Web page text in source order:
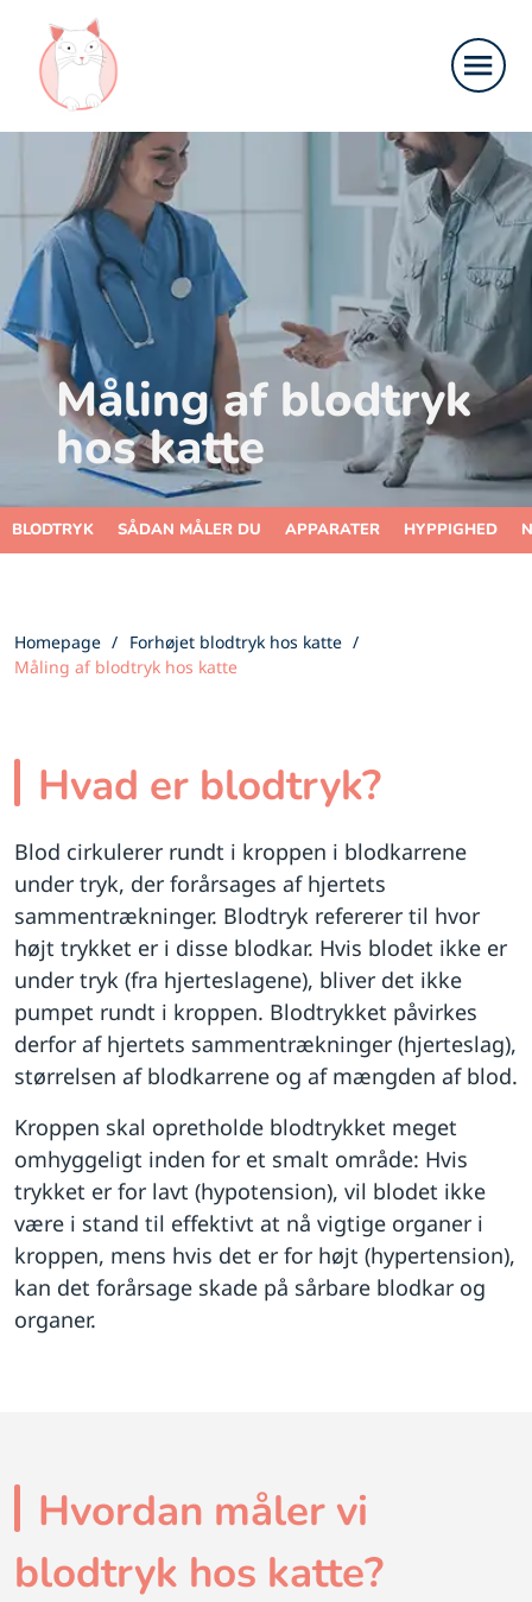
Måling af blodtryk
hos katte
BLODTRYK SÅDAN MÅLER DU APPARATER HYPPIGHED
Homepage
Forhøjet blodtryk hos katte
Måling af blodtryk hos katte
Hvad er blodtryk?
Blod cirkulerer rundt i kroppen i blodkarrene
under tryk, der forårsages af hjertets
sammentrækninger. Blodtryk refererer til hvor
højt trykket er i disse blodkar. Hvis blodet ikke er
under tryk (fra hjerteslagene), bliver det ikke
pumpet rundt i kroppen. Blodtrykket påvirkes
derfor af hjertets sammentrækninger (hjerteslag),
størrelsen af blodkarrene og af mængden af blod.
Kroppen skal opretholde blodtrykket meget
omhyggeligt inden for et smalt område: Hvis
trykket er for lavt (hypotension), vil blodet ikke
være i stand til effektivt at nå vigtige organer i
kroppen, mens hvis det er for højt (hypertension),
kan det forårsage skade på sårbare blodkar og
organer.
Hvordan måler vi
blodtryk hos katte?